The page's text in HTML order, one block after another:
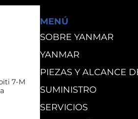
7-M
MENÚ
SOBRE YANMAR
YANMAR
PIEZAS Y ALCANCE
SUMINISTRO
SERVICIOS